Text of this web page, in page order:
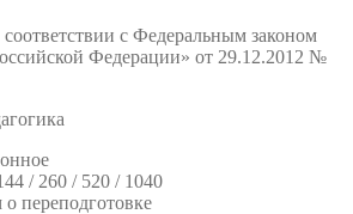
с Федеральным законом
Федерации» от 29.12.2012 №
/ 260 / 520 / 1040
переподготовке